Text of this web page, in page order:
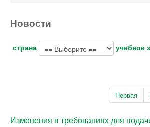
Новости
страна учебное
Первая
Изменения в требованиях для